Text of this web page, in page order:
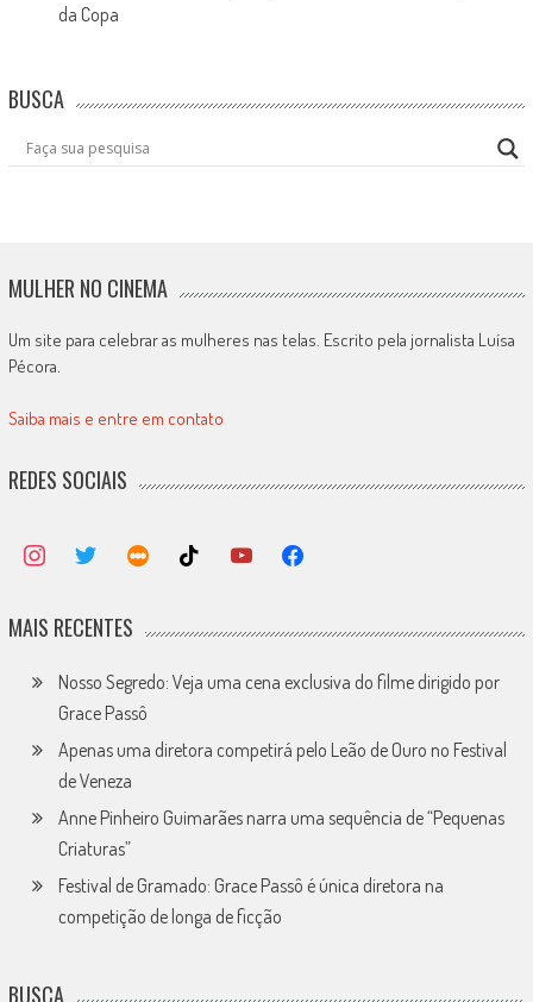
da Copa
BUSCA
MULHER NO CINEMA
Um site para celebrar as mulheres nas telas. Escrito pela jornalista Luísa
Pécora.
Saiba mais e entre em contato
REDES SOCIAIS
MAIS RECENTES
Nosso Segredo: Veja uma cena exclusiva do filme dirigido por
Grace Passô
Apenas uma diretora competirá pelo Leão de Ouro no Festival
de Veneza
Anne Pinheiro Guimarães narra uma sequência de “Pequenas
Criaturas”
Festival de Gramado: Grace Passô é única diretora na
competição de longa de ficção
BUSCA